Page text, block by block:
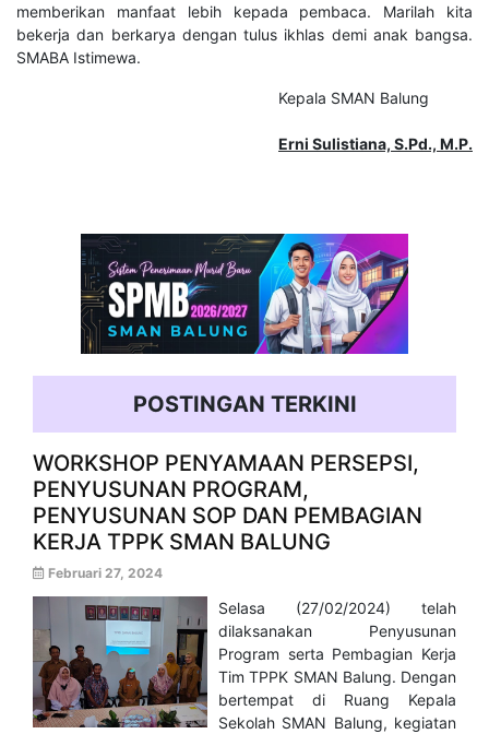
memberikan manfaat lebih kepada pembaca. Marilah kita
bekerja dan berkarya dengan tulus ikhlas demi anak bangsa.
SMABA Istimewa.
Kepala SMAN Balung
Erni Sulistiana, S.Pd., M.P.
POSTINGAN TERKINI
WORKSHOP PENYAMAAN PERSEPSI,
PENYUSUNAN PROGRAM,
PENYUSUNAN SOP DAN PEMBAGIAN
KERJA TPPK SMAN BALUNG
Februari 27, 2024
Selasa (27/02/2024) telah
dilaksanakan Penyusunan
Program serta Pembagian Kerja
Tim TPPK SMAN Balung. Dengan
bertempat di Ruang Kepala
Sekolah SMAN Balung, kegiatan